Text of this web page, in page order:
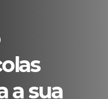
a sua